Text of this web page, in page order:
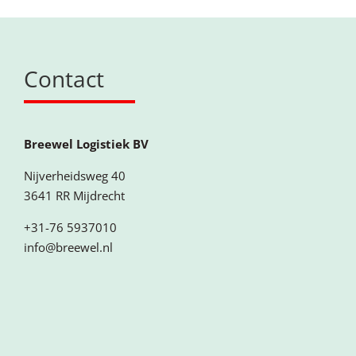
Contact
Breewel Logistiek BV
Nijverheidsweg 40
3641 RR Mijdrecht
+31-76 5937010
info@breewel.nl